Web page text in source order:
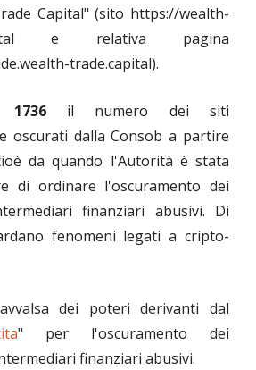
Capital" (sito https://wealth-
e relativa pagina
trade.capital).
1736il numero dei siti
oscurati dalla Consob a partire
da quando l'Autorità è stata
di ordinare l'oscuramento dei
finanziari abusivi. Di
fenomeni legati a cripto-
dei poteri derivanti dal
" per l'oscuramento dei
finanziari abusivi.